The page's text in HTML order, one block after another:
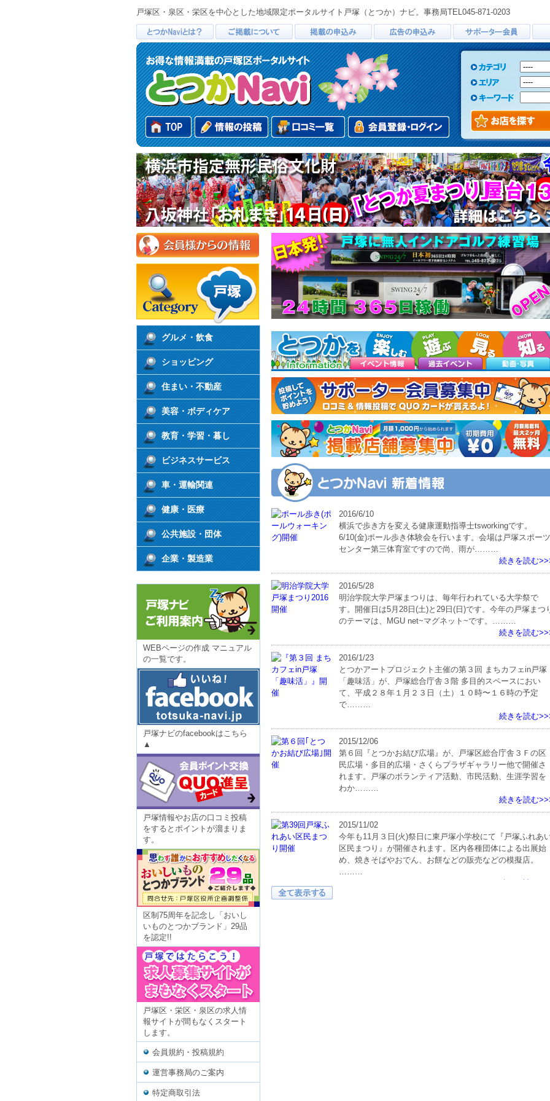
戸塚区・泉区・栄区を中心とした地域限定ポータルサイト戸塚（とつか）ナビ。事務局TEL045-871-0203
グルメ・飲食
ショッピング
住まい・不動産
美容・ボディケア
教育・学習・暮し
ビジネスサービス
車・運輸関連
健康・医療
公共施設・団体
企業・製造業
WEBページの作成 マニュアル
の一覧です。
戸塚ナビのfacebookはこちら
▲
戸塚情報やお店の口コミ投稿
をするとポイントが溜まりま
す。
区制75周年を記念し「おいし
いものとつかブランド」29品
を認定!!
戸塚区・栄区・泉区の求人情
報サイトが間もなくスタート
します。
会員規約・投稿規約
運営事務局のご案内
特定商取引法
2016/6/10
横浜で歩き方を変える健康運動指導士tsworkingです。
6/10(金)ポール歩き体験会を行います。会場は戸塚スポーツ
センター第三体育室ですので尚、雨が………
続きを読む
2016/5/28
明治学院大学戸塚まつりは、毎年行われている大学祭で
す。開催日は5月28日(土)と29日(日)です。今年の戸塚まつ
のテーマは、MGU net~マグネット~です。………
続きを読む
2016/1/23
とつかアートプロジェクト主催の第３回 まちカフェin戸塚
「趣味活」が、戸塚総合庁舎３階 多目的スペースにおい
て、平成２８年１月２３日（土）１０時〜１６時の予定
で………
続きを読む
2015/12/06
第６回『とつかお結び広場』が、戸塚区総合庁舎３Ｆの区
民広場・多目的広場・さくらプラザギャラリー他で開催さ
れます。戸塚のボランティア活動、市民活動、生涯学習を
わか………
続きを読む
2015/11/02
今年も11月３日(火)祭日に東戸塚小学校にて『戸塚ふれあ
区民まつり』が開催されます。区内各種団体による出展始
め、焼きそばやおでん、お餅などの販売などの模擬店。
………